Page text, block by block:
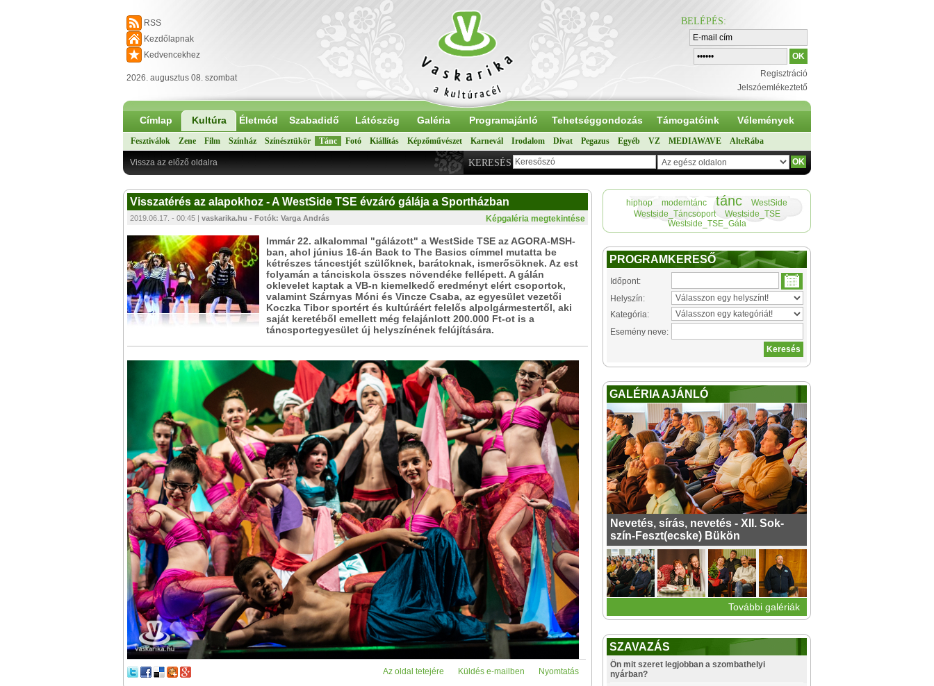
RSS
Kezdőlapnak
Kedvencekhez
2026. augusztus 08. szombat
BELÉPÉS:
Regisztráció
Jelszóemlékeztető
Címlap Kultúra Életmód Szabadidő Látószög Galéria Programajánló Tehetséggondozás Támogatóink Vélemények
Fesztiválok Zene Film Színház Színésztükör Tánc Fotó Kiállítás Képzőművészet Karnevál Irodalom Divat Pegazus Egyéb VZ MEDIAWAVE AlteRába
KERESÉS
Vissza az előző oldalra
Visszatérés az alapokhoz - A WestSide TSE évzáró gálája a Sportházban
Képgaléria megtekintése
2019.06.17. - 00:45 | vaskarika.hu - Fotók: Varga András
Immár 22. alkalommal "gálázott" a WestSide TSE az AGORA-MSH-
ban, ahol június 16-án Back to The Basics címmel mutatta be
kétrészes táncestjét szülőknek, barátoknak, ismerősöknek. Az est
folyamán a tánciskola összes növendéke fellépett. A gálán
oklevelet kaptak a VB-n kiemelkedő eredményt elért csoportok,
valamint Szárnyas Móni és Vincze Csaba, az egyesület vezetői
Koczka Tibor sportért és kultúráért felelős alpolgármestertől, aki
saját keretéből emellett még felajánlott 200.000 Ft-ot is a
táncsportegyesület új helyszínének felújítására.
Nyomtatás
Küldés e-mailben
Az oldal tetejére
hiphop moderntánc tánc
WestSide
Westside_Táncsoport
Westside_TSE
Westside_TSE_Gála
PROGRAMKERESŐ
Időpont:
Helyszín:
Kategória:
Esemény neve:
GALÉRIA AJÁNLÓ
Nevetés, sírás, nevetés - XII. Sok-
szín-Feszt(ecske) Bükön
További galériák
SZAVAZÁS
Ön mit szeret legjobban a szombathelyi
nyárban?